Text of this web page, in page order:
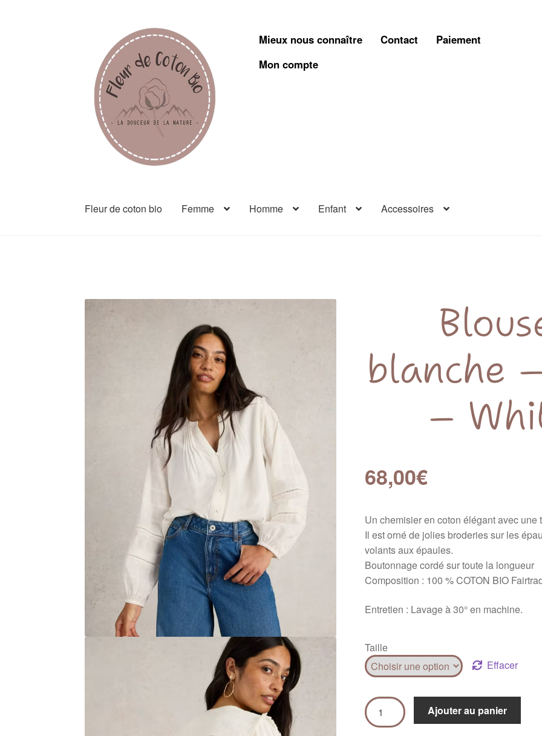
Mieux nous connaître Contact
Paiement
Mon compte
Fleur de coton bio Femme Homme Enfant Accessoires
blanche
–
68,00€
Un chemisier en coton élégant avec une
Il est orné de jolies broderies sur les
volants aux épaules.
Boutonnage cordé sur toute la longueur
Composition : 100 % COTON BIO
Entretien : Lavage à 30° en machine.
Taille
Effacer
Ajouter au panier